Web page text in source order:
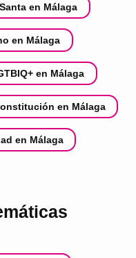
en Málaga
en Málaga
en Málaga
en Málaga
en Málaga